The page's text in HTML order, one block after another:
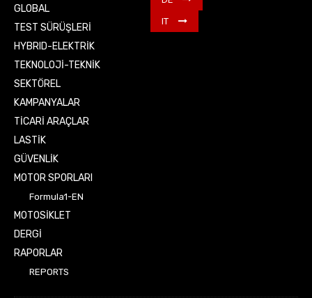
GLOBAL
TEST SÜRÜŞLERİ
HYBRID-ELEKTRİK
TEKNOLOJİ-TEKNİK
SEKTÖREL
KAMPANYALAR
TİCARİ ARAÇLAR
LASTİK
GÜVENLİK
MOTOR SPORLARI
Formula1-EN
MOTOSİKLET
DERGİ
RAPORLAR
REPORTS
IT